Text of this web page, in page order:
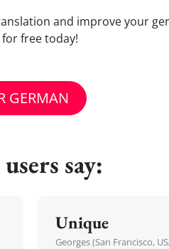
and improve your
free today!
GERMAN
say:
Unique
Georges (San Francisco,